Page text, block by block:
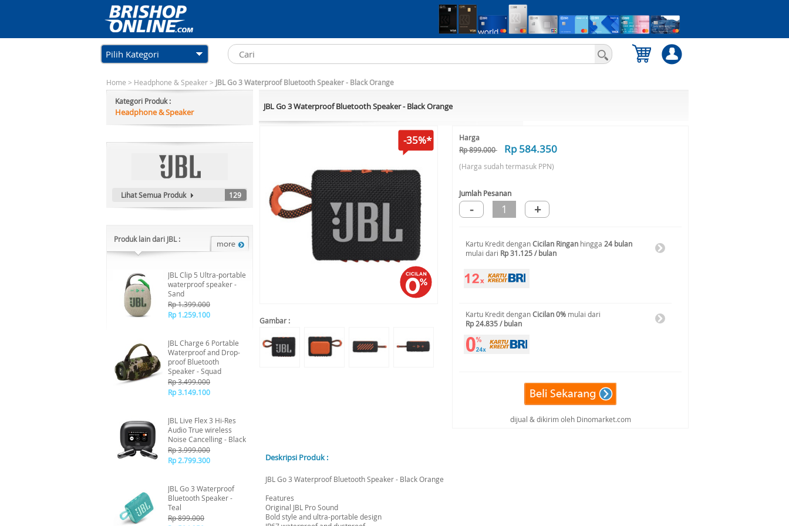
Pilih Kategori
Home > Headphone & Speaker> JBL Go 3 Waterproof Bluetooth Speaker - Black Orange
Kategori Produk :
Headphone & Speaker
Lihat Semua Produk 129
Produk lain dari JBL :
JBL Clip 5 Ultra-portable
waterproof speaker -
Sand
Rp 1.399.000
Rp 1.259.100
JBL Charge 6 Portable
Waterproof and Drop-
proof Bluetooth
Speaker - Squad
Rp 3.499.000
Rp 3.149.100
JBL Live Flex 3 Hi-Res
Audio True wireless
Noise Cancelling - Black
Rp 3.999.000
Rp 2.799.300
JBL Go 3 Waterproof
Bluetooth Speaker -
Teal
Rp 899.000
JBL Go 3 Waterproof Bluetooth Speaker - Black Orange
-35%*
Gambar :
Harga
Rp 899.000
Rp 584.350
(Harga sudah termasuk PPN)
Jumlah Pesanan
- 1 +
Kartu Kredit denganCicilan Ringan hingga 24 bulan
mulai dari Rp 31.125 / bulan
Kartu Kredit denganCicilan 0% mulai dari
Rp 24.835 / bulan
dijual & dikirim oleh Dinomarket.com
Deskripsi Produk :
JBL Go 3 Waterproof Bluetooth Speaker - Black Orange
Features
Original JBL Pro Sound
Bold style and ultra-portable design